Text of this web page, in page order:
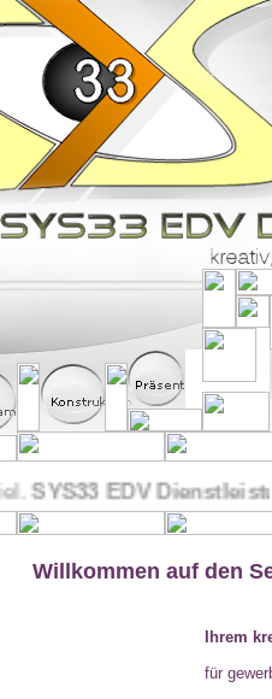
EDV Dienstleistung
Ziel.SYS33 EDV
Willkommen auf den
Ihrem
für